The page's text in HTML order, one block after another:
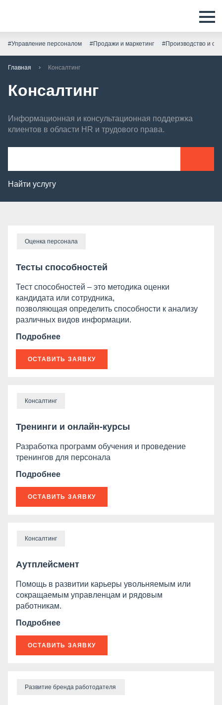
#Управление персоналом #Продажи и маркетинг #Производство и
Главная Консалтинг
Консалтинг
Информационная и консультационная поддержка
клиентов в области HR и трудового права.
Найти услугу
Оценка персонала
Тесты способностей
Тест способностей – это методика оценки
кандидата или сотрудника,
позволяющая определить способности к анализу
различных видов информации.
Подробнее
ОСТАВИТЬ ЗАЯВКУ
Консалтинг
Тренинги и онлайн-курсы
Разработка программ обучения и проведение
тренингов для персонала
Подробнее
ОСТАВИТЬ ЗАЯВКУ
Консалтинг
Аутплейсмент
Помощь в развитии карьеры увольняемым или
сокращаемым управленцам и рядовым
работникам.
Подробнее
ОСТАВИТЬ ЗАЯВКУ
Развитие бренда работодателя